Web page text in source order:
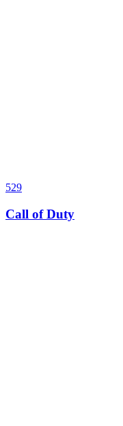
529
Call of Duty